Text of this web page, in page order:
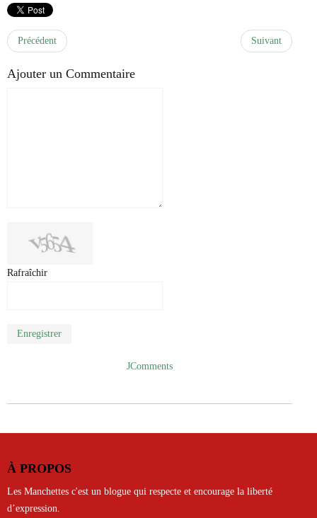
Précédent Suivant
Ajouter un Commentaire
Rafraîchir
Enregistrer
JComments
À PROPOS
Les Manchettes c'est un blogue qui respecte et encourage la liberté
d’expression.